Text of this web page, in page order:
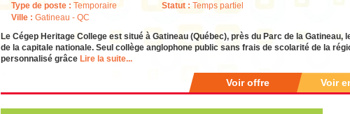
Type de poste : Temporaire
Ville : Gatineau - QC
Statut : Temps partiel
Le Cégep Heritage College est situé à Gatineau (Québec), près du Parc de la
de la capitale nationale. Seul collège anglophone public sans frais de scolarité de la
personnalisé grâce Lire la suite...
Voir offre Voir